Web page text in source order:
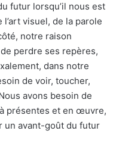
futur lorsqu’il nous est
visuel, de la parole
notre raison
perdre ses repères,
dans notre
de voir, toucher,
avons besoin de
présentes et en œuvre,
un avant-goût du futur